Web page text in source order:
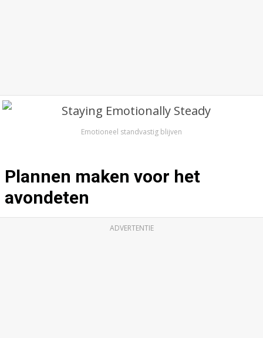
Emotioneel standvastig blijven
Plannen maken voor het
avondeten
ADVERTENTIE